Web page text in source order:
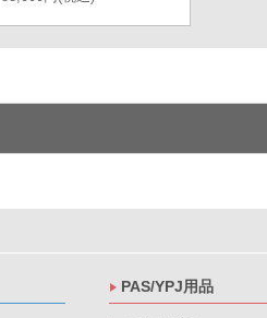
PAS/YPJ用品